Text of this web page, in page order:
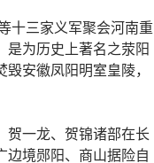
十三家义军聚会河南重
是为历史上著名之荥阳
安徽凤阳明室皇陵，
贺一龙、贺锦诸部在长
边境郧阳、商山据险自